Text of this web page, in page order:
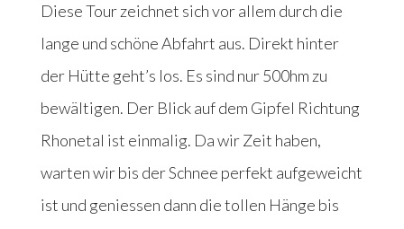
Diese Tour zeichnet sich vor allem durch die
lange und schöne Abfahrt aus. Direkt hinter
der Hütte geht’s los. Es sind nur 500hm zu
bewältigen. Der Blick auf dem Gipfel Richtung
Rhonetal ist einmalig. Da wir Zeit haben,
warten wir bis der Schnee perfekt aufgeweicht
ist und geniessen dann die tollen Hänge bis